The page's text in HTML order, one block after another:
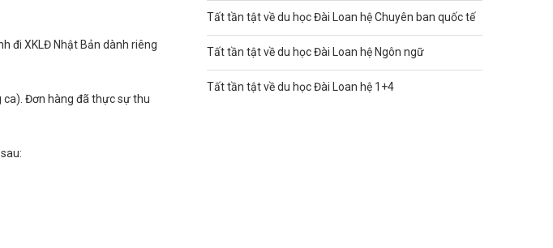
đi XKLĐ Nhật Bản dành riêng
Đơn hàng đã thực sự thu
Tất tần tật về du học Đài Loan hệ Chuyên ban quốc tế
Tất tần tật về du học Đài Loan hệ Ngôn ngữ
Tất tần tật về du học Đài Loan hệ 1+4